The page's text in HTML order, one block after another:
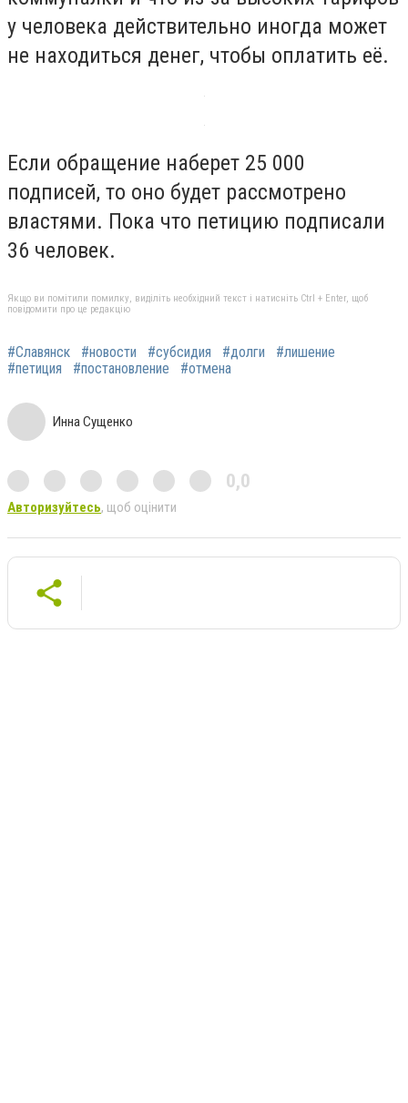
у человека действительно иногда может
не находиться денег, чтобы оплатить её.
Если обращение наберет 25 000
подписей, то оно будет рассмотрено
властями. Пока что петицию подписали
36 человек.
Якщо ви помітили помилку, виділіть необхідний текст і натисніть Ctrl + Enter, щоб
повідомити про це редакцію
#Славянск #новости #субсидия #долги
#лишение
#петиция
#постановление #отмена
Инна Сущенко
0,0
Авторизуйтесь, щоб оцінити